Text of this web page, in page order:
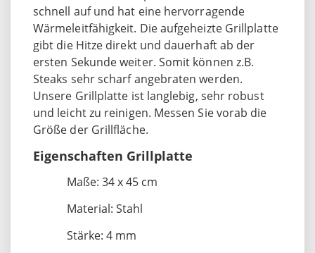
schnell auf und hat eine hervorragende
Wärmeleitfähigkeit. Die aufgeheizte Grillplatte
gibt die Hitze direkt und dauerhaft ab der
ersten Sekunde weiter. Somit können z.B.
Steaks sehr scharf angebraten werden.
Unsere Grillplatte ist langlebig, sehr robust
und leicht zu reinigen. Messen Sie vorab die
Größe der Grillfläche.
Eigenschaften Grillplatte
Maße: 34 x 45 cm
Material: Stahl
Stärke: 4 mm